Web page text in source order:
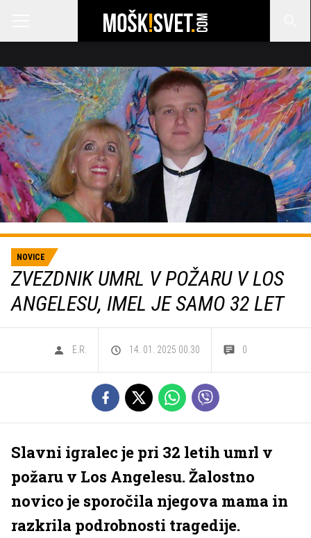
NOVICE
ZVEZDNIK UMRL V POŽARU V LOS
ANGELESU, IMEL JE SAMO 32 LET
E.R. 14. 01. 2025 00.30 0
Slavni igralec je pri 32 letih umrl v
požaru v Los Angelesu. Žalostno
novico je sporočila njegova mama in
razkrila podrobnosti tragedije.